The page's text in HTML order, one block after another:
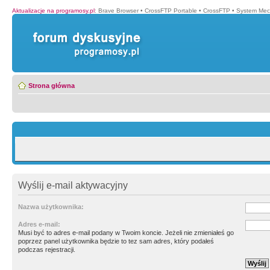
Aktualizacje na programosy.pl: Brave Browser • CrossFTP Portable • CrossFTP • System
Strona główna
Wyślij e-mail aktywacyjny
Nazwa użytkownika:
Adres e-mail:
Musi być to adres e-mail podany w Twoim koncie. Jeżeli nie zmieniałeś go
poprzez panel użytkownika będzie to tez sam adres, który podałeś
podczas rejestracji.